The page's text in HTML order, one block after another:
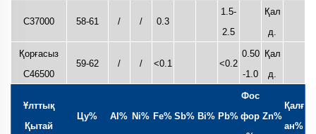
C37000 58-61 / / 0.3
1.5-
2.5
Қал
д.
Қорғасыз
C46500
59-62 / / <0.1 <0.2
0.50
-1.0
Қал
д.
Ұлттық
Қытай
Цу% Al% Ni% Fe% Sb% Bi% Pb%
Фос
фор Zn%
Қалғ
ан%